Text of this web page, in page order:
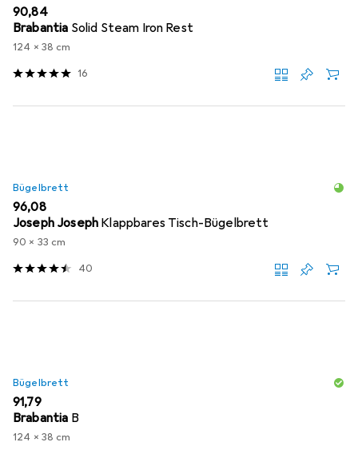
EUR
90,84
Brabantia Solid Steam Iron Rest
124 x 38 cm
16
Bügelbrett
EUR
96,08
Joseph Joseph Klappbares Tisch-Bügelbrett
90 x 33 cm
40
Bügelbrett
EUR
91,79
Brabantia B
124 x 38 cm